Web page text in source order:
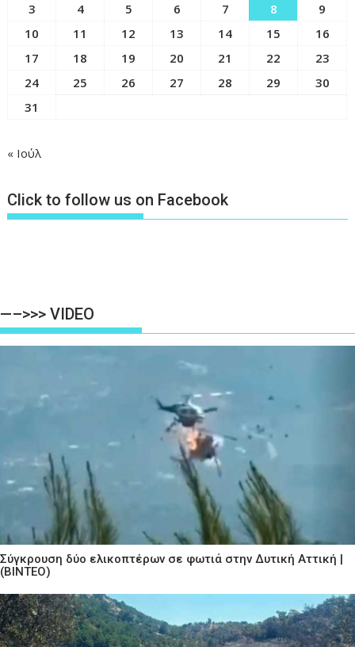
3
4 5 6 7 8
9
10
11 12 13 14 15
16
17
18 19 20 21 22
23
24
25 26 27 28 29
30
31
« Ιούλ
Click to follow us on Facebook
—–>>> VIDEO
Σύγκρουση δύο ελικοπτέρων σε φωτιά στην Δυτική Αττική |
(ΒΙΝΤΕΟ)